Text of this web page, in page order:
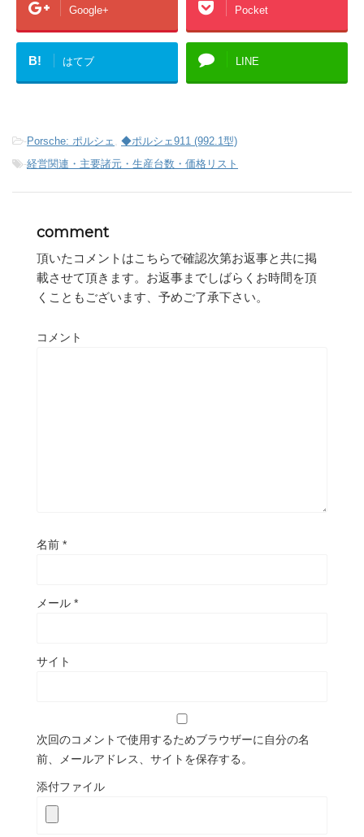
Google+ Pocket
B! はてブ LINE
-Porsche: ポルシェ
◆ポルシェ911 (992.1型)
-経営関連・主要諸元・生産台数・価格リスト
comment
頂いたコメントはこちらで確認次第お返事と共に掲
載させて頂きます。お返事までしばらくお時間を頂
くこともございます、予めご了承下さい。
コメント
名前 *
メール *
サイト
次回のコメントで使用するためブラウザーに自分の名
前、メールアドレス、サイトを保存する。
添付ファイル